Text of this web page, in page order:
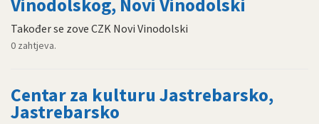
Vinodolskog, Novi Vinodolski
Također se zove CZK Novi Vinodolski
0 zahtjeva.
Centar za kulturu Jastrebarsko,
Jastrebarsko